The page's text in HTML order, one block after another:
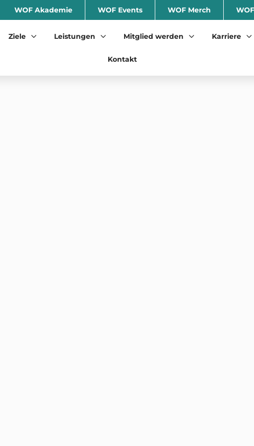
WOF Akademie WOF Events WOF Merch
Ziele Leistungen Mitglied werden Karriere
Kontakt